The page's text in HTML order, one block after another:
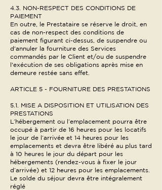
4.3. NON-RESPECT DES CONDITIONS DE
PAIEMENT
En outre, le Prestataire se réserve le droit, en
cas de non-respect des conditions de
paiement figurant ci-dessus, de suspendre ou
d'annuler la fourniture des Services
commandés par le Client et/ou de suspendre
l'exécution de ses obligations après mise en
demeure restée sans effet.
ARTICLE 5 - FOURNITURE DES PRESTATIONS
5.1. MISE A DISPOSITION ET UTILISATION DES
PRESTATIONS
L’hébergement ou l’emplacement pourra être
occupé à partir de 16 heures pour les locatifs
le jour de l’arrivée et 14 heures pour les
emplacements et devra être libéré au plus tard
à 10 heures le jour du départ pour les
hébergements (rendez-vous à fixer le jour
d’arrivée) et 12 heures pour les emplacements.
Le solde du séjour devra être intégralement
réglé